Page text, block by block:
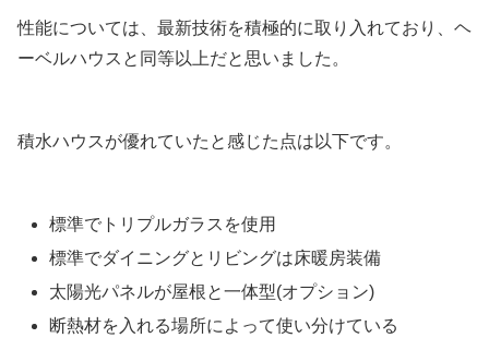
性能については、最新技術を積極的に取り入れており、ヘ
ーベルハウスと同等以上だと思いました。
積水ハウスが優れていたと感じた点は以下です。
標準でトリプルガラスを使用
標準でダイニングとリビングは床暖房装備
太陽光パネルが屋根と一体型(オプション)
断熱材を入れる場所によって使い分けている